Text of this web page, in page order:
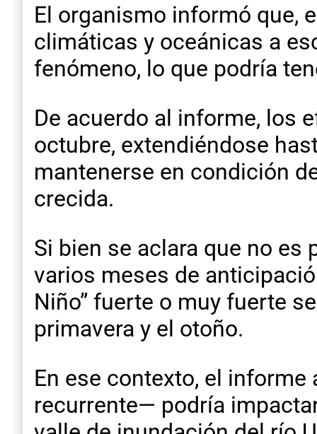
El organismo informó que,
climáticas y oceánicas a
fenómeno, lo que podría
De acuerdo al informe, los
octubre, extendiéndose
mantenerse en condición
crecida.
Si bien se aclara que no
varios meses de
Niño” fuerte o muy fuerte
primavera y el otoño.
En ese contexto, el
recurrente— podría